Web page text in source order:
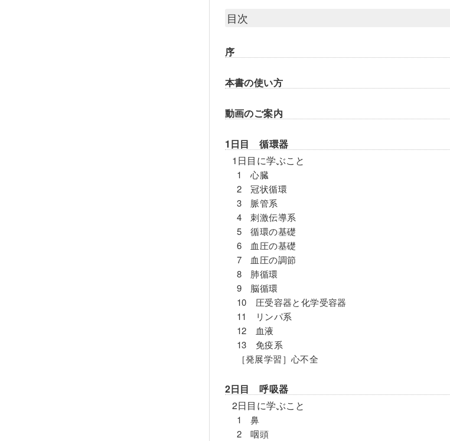
目次
序
本書の使い方
動画のご案内
1日目 循環器
1日目に学ぶこと
1 心臓
2 冠状循環
3 脈管系
4 刺激伝導系
5 循環の基礎
6 血圧の基礎
7 血圧の調節
8 肺循環
9 脳循環
10 圧受容器と化学受容器
11 リンパ系
12 血液
13 免疫系
［発展学習］心不全
2日目 呼吸器
2日目に学ぶこと
1 鼻
2 咽頭